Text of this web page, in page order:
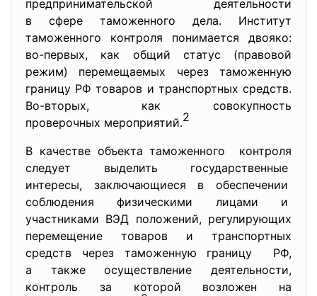
предпринимательской деятельности
в сфере таможенного дела. Институт
таможенного контроля понимается двояко:
во-первых, как общий статус (правовой
режим) перемещаемых через таможенную
границу РФ товаров и транспортных средств.
Во-вторых, как совокупность
проверочных мероприятий.2
В качестве объекта таможенного контроля
следует выделить государственные
интересы, заключающиеся в обеспечении
соблюдения физическими лицами и
участниками ВЭД положений, регулирующих
перемещение товаров и транспортных
средств через таможенную границу РФ,
а также осуществление деятельности,
контроль за которой возложен на